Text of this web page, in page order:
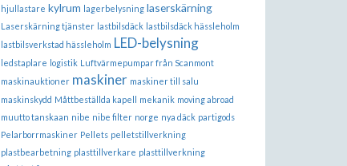
hjullastare kylrum lagerbelysning laserskärning
Laserskärning tjänster lastbilsdäck lastbilsdäck hässleholm
lastbilsverkstad hässleholm LED-belysning
ledstaplare logistik Luftvärmepumpar från Scanmont
maskinauktioner maskiner maskiner till salu
maskinskydd Måttbeställda kapell mekanik moving abroad
muutto tanskaan nibe nibe filter norge nya däck partigods
Pelarborrmaskiner Pellets pelletstillverkning
plastbearbetning plasttillverkare plasttillverkning